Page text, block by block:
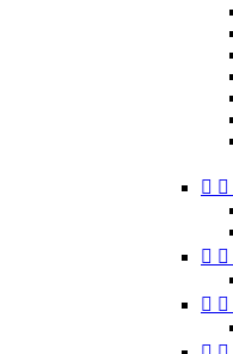
 
 
 